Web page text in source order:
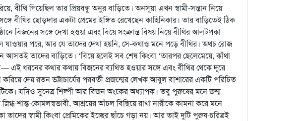
বীথি গিয়েছিল তার প্রিয়বন্ধু অনুর বাড়িতে। অনসূয়া এখন স্বামী-সন্তান নিয়ে
বীথির ছোড়দার একটা প্রেমের ইঙ্গিত রেখেছেন কাহিনিকার। তার বাড়িতেই ঠিক
বিজনের সঙ্গে দেখা হওয়া এবং বিয়ে সংক্রান্ত বিষয় নিয়ে বীথির আলটপকা
পরে, আর যে তাদের দেখা হয়নি, সে-কথাও মনে পড়ে বীথির। অথচ রোজ
আসতই তাদের বাড়িতে। ‘বিয়ে হলেই সব শেষ কিংবা ‘তারপর ছেলেমেয়ে, কাঁথা
এই ধরনের কথার কথায় বিজনের ব্যথিত হওয়ার সঙ্গে এবং বীথির থেকে দূরে
দেয় রতন ভট্টাচার্যের পরবর্তী প্রজন্মের লেখক আবুল বাশারের একটি পরিচিত
যদিও সুনেত্র শিল্পী আর বিজন অংকের অধ্যাপক। তবু পুরুষের মনে জন্ম
শান্ত-কোমলস্বভাবী, আশ্রয়ের আঁচল বিছিয়ে রাখা নারীকে কামনা করে মনে
তাদের স্বামী কিংবা প্রেমিকের ইচ্ছের ছাঁচে গড়া নয়। আর তাই দুটি পুরুষ-চরিত্রই